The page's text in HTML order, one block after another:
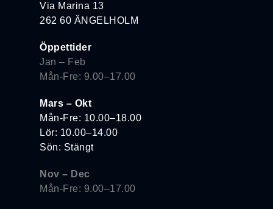
Via Marina 13
262 60 ÄNGELHOLM
Öppettider
Jan – Feb
Mån-Fre: 9.00–17.00
Mars – Okt
Mån-Fre: 10.00–18.00
Lör: 10.00–14.00
Sön: Stängt
Nov – Dec
Mån-Fre: 9.00–17.00